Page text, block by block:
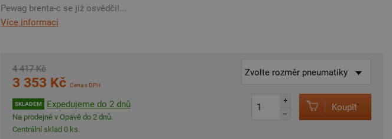
Pewag brenta-c se již osvědčil...
Více informací
4 417 Kč
3 353 Kč Cena s DPH
SKLADEM Expedujeme do 2 dnů
Na prodejně v Opavě do 2 dnů.
Centrální sklad 0 ks.
+
–
Koupit